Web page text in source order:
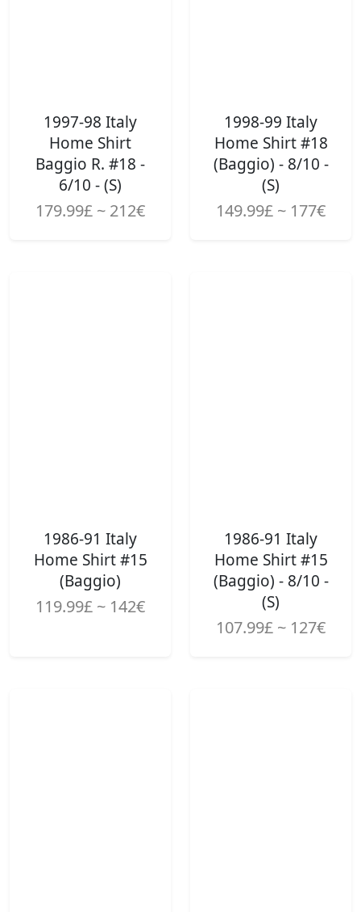
1997-98 Italy
Home Shirt
Baggio R. #18 -
6/10 - (S)
179.99£ ~ 212€
1998-99 Italy
Home Shirt #18
(Baggio) - 8/10 -
(S)
149.99£ ~ 177€
1986-91 Italy
Home Shirt #15
(Baggio)
119.99£ ~ 142€
1986-91 Italy
Home Shirt #15
(Baggio) - 8/10 -
(S)
107.99£ ~ 127€